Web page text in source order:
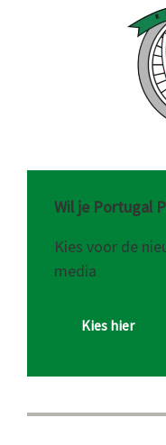
Wil je Portugal
Kies voor de
media
Kies hier